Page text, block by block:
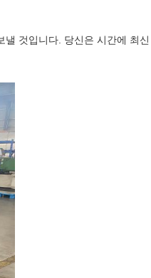
것입니다. 당신은 시간에 최